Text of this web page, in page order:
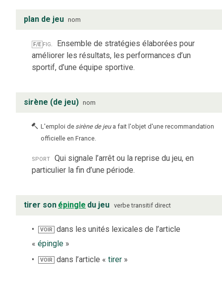
plan de jeu nom
F/E fig.
Ensemble de stratégies élaborées pour
améliorer les résultats, les performances d’un
sportif, d’une équipe sportive.
sirène (de jeu) nom
L'emploi de sirène de jeu a fait l'objet d'une recommandation
officielle en France.
sport Qui signale l’arrêt ou la reprise du jeu, en
particulier la fin d’une période.
tirer son épingle du jeu verbe transitif direct
VOIR
dans les unités lexicales de l’article
« épingle »
VOIR dans l’article «tirer »